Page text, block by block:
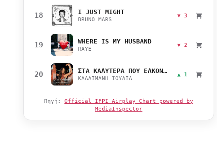
18 I JUST MIGHT
BRUNO MARS
▼ 3
19 WHERE IS MY HUSBAND
RAYE
▼ 2
20 ΣΤΑ ΚΑΛΥΤΕΡΑ ΠΟΥ ΕΛΚΟΝΤΑΙ
ΚΑΛΛΙΜΑΝΗ ΙΟΥΛΙΑ
▲ 1
Πηγή: Official IFPI Airplay Chart powered by
MediaInspector